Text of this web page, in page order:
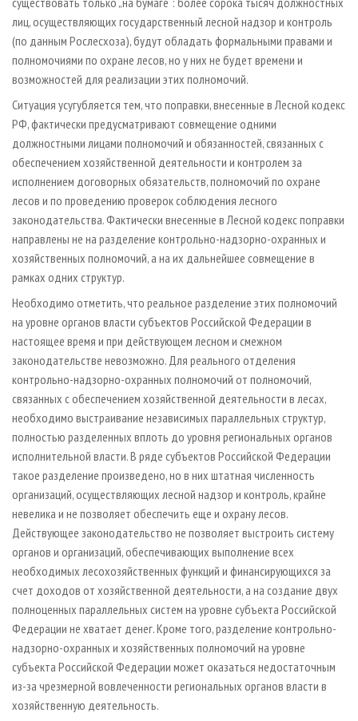
лиц, осуществляющих государственный лесной надзор и контроль
(по данным Рослесхоза), будут обладать формальными правами и
полномочиями по охране лесов, но у них не будет времени и
возможностей для реализации этих полномочий.
Ситуация усугубляется тем, что поправки, внесенные в Лесной кодекс
РФ, фактически предусматривают совмещение одними
должностными лицами полномочий и обязанностей, связанных с
обеспечением хозяйственной деятельности и контролем за
исполнением договорных обязательств, полномочий по охране
лесов и по проведению проверок соблюдения лесного
законодательства. Фактически внесенные в Лесной кодекс поправки
направлены не на разделение контрольно-надзорно-охранных и
хозяйственных полномочий, а на их дальнейшее совмещение в
рамках одних структур.
Необходимо отметить, что реальное разделение этих полномочий
на уровне органов власти субъектов Российской Федерации в
настоящее время и при действующем лесном и смежном
законодательстве невозможно. Для реального отделения
контрольно-надзорно-охранных полномочий от полномочий,
связанных с обеспечением хозяйственной деятельности в лесах,
необходимо выстраивание независимых параллельных структур,
полностью разделенных вплоть до уровня региональных органов
исполнительной власти. В ряде субъектов Российской Федерации
такое разделение произведено, но в них штатная численность
организаций, осуществляющих лесной надзор и контроль, крайне
невелика и не позволяет обеспечить еще и охрану лесов.
Действующее законодательство не позволяет выстроить систему
органов и организаций, обеспечивающих выполнение всех
необходимых лесохозяйственных функций и финансирующихся за
счет доходов от хозяйственной деятельности, а на создание двух
полноценных параллельных систем на уровне субъекта Российской
Федерации не хватает денег. Кроме того, разделение контрольно-
надзорно-охранных и хозяйственных полномочий на уровне
субъекта Российской Федерации может оказаться недостаточным
из-за чрезмерной вовлеченности региональных органов власти в
хозяйственную деятельность.